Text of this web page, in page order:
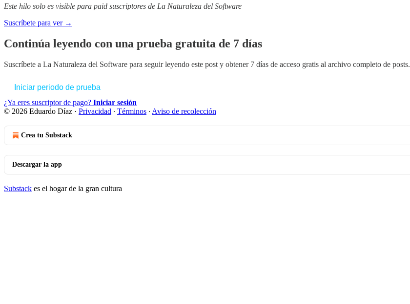
Este hilo solo es visible para paid suscriptores de La Naturaleza del Software
Suscríbete para ver →
Continúa leyendo con una prueba gratuita de 7 días
Suscríbete a La Naturaleza del Software para seguir leyendo este post y obtener 7 días de acceso gratis al archivo completo de posts.
Iniciar periodo de prueba
¿Ya eres suscriptor de pago? Iniciar sesión
© 2026 Eduardo Díaz · Privacidad ∙ Términos ∙ Aviso de recolección
Crea tu Substack
Descargar la app
Substack es el hogar de la gran cultura